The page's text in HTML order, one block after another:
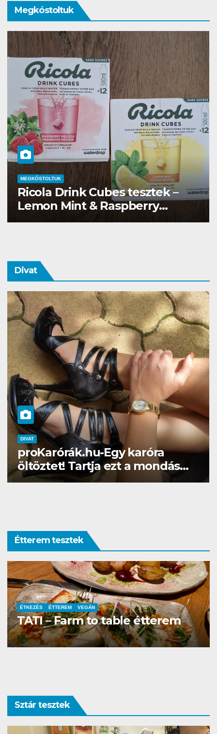
Megkóstoltuk
MEGKÓSTOLTUK
Waterdrop üdítő kapszula teszt
Divat
DIVAT SZÉPSÉG
Gél lakk otthon? Naná, a
Brillbirddel simán!
Étterem tesztek
ÉTTEREM
La Villa Étterem és Pizzéria
Sztár tesztek